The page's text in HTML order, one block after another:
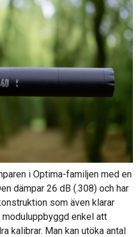
i Optima-familjen med en
dämpar 26 dB (.308) och har
som även klarar
enkel att
kalibrar. Man kan utöka antal